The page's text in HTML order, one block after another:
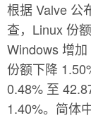
根据 Valve 公
查，Linux 份
Windows 增
份额下降
0.48% 至
1.40%。简体